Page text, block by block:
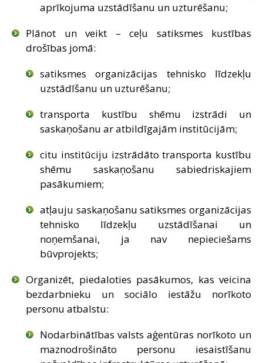
aprīkojuma uzstādīšanu un uzturēšanu;
Plānot un veikt – ceļu satiksmes kustības
drošības jomā:
satiksmes organizācijas tehnisko līdzekļu
uzstādīšanu un uzturēšanu;
transporta kustību shēmu izstrādi un
saskaņošanu ar atbildīgajām institūcijām;
citu institūciju izstrādāto transporta kustību
shēmu saskaņošanu sabiedriskajiem
pasākumiem;
atļauju saskaņošanu satiksmes organizācijas
tehnisko līdzekļu uzstādīšanai un
noņemšanai, ja nav nepieciešams
būvprojekts;
Organizēt, piedaloties pasākumos, kas veicina
bezdarbnieku un sociālo iestāžu norīkoto
personu atbalstu:
Nodarbinātības valsts aģentūras norīkoto un
maznodrošināto personu iesaistīšanu